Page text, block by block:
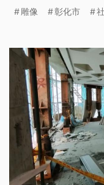
轉去厝矣。（此則
雕像 彰化市